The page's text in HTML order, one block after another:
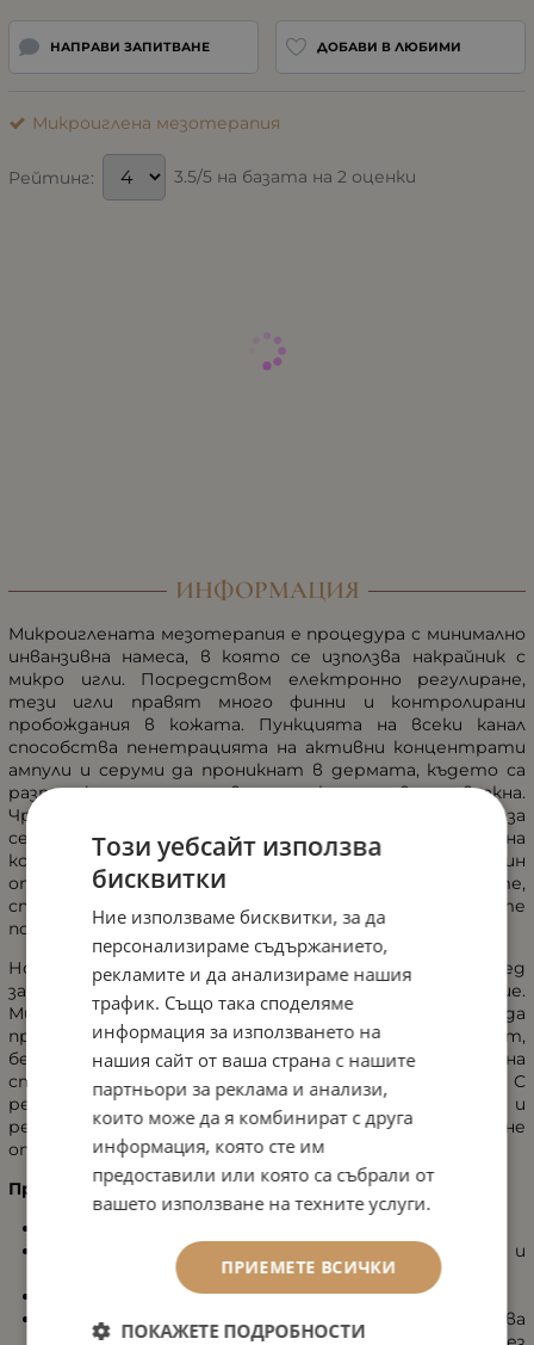
НАПРАВИ ЗАПИТВАНЕ ДОБАВИ В ЛЮБИМИ
Микроиглена мезотерапия
Рейтинг: 3.5/5 на базата на 2 оценки
ИНФОРМАЦИЯ
Микроиглената мезотерапия е процедура с минимално
инванзивна намеса, в която се използва накрайник с
микро игли. Посредством електронно регулиране,
тези игли правят много финни и контролирани
пробождания в кожата. Пункцията на всеки канал
способства пенетрацията на активни концентрати
ампули и серуми да проникнат в дермата, където са
разположени еластиновите и колагеновите влакна.
Чрез процесите на неоваскуларизация и неоколагенеза
се подобрява видимо еластичната структура на
кожата, нейната твърдост и регенерация. Това е един
от най-успешните методи за борба с бръчките,
стриите, петната, белезите от акне и разширените
пори.
Новият AMTS 2 е усъвършенстван професионален уред
за микроиглена мезотерапия от ново поколение.
Микроиглите са създадени със специален разрез, за да
правят хиляди микроскопични канали с висока скорост,
без да надраскват кожата. Синята светлина
стерилизира и допълнително успокоява кожата. С
регулируемо ниво на скорост от 3000~6000 RPM и
регулируем контрол на дълбочината на пробождане
от 0~2,0 mm.
Предимства:
Blue Light (синя светлина за омекотяване и
стерилизация по време на работа).
9 броя микроигли.
Специален микроразрез на иглите, което позволява
Този уебсайт използва
бисквитки
Ние използваме бисквитки, за да
персонализираме съдържанието,
рекламите и да анализираме нашия
трафик. Също така споделяме
информация за използването на
нашия сайт от ваша страна с нашите
партньори за реклама и анализи,
които може да я комбинират с друга
информация, която сте им
предоставили или която са събрали от
вашето използване на техните услуги.
ПРИЕМЕТЕ ВСИЧКИ
ПОКАЖЕТЕ ПОДРОБНОСТИ